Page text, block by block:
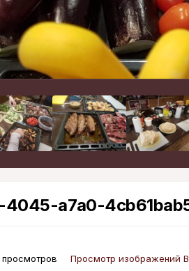
a7a0-
просмотров Просмотр изображений